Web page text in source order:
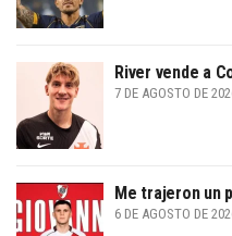
River vende a
7 DE AGOSTO DE
Me trajeron un
6 DE AGOSTO DE